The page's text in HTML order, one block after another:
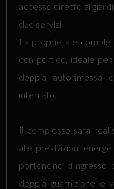
accesso diretto al
due servizi.
La proprietà è
con portico, ideale
doppia autorimessa
interrato.
Il complesso sarà
alle prestazioni
portoncino d'ingresso
doppia guarnizione e